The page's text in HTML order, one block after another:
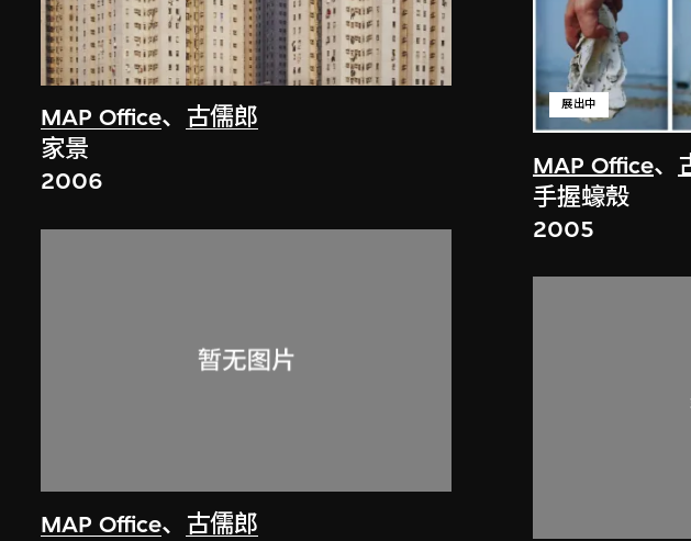
MAP Office、 古儒郎
家景
2006
MAP Office、 古儒郎
MAP Office、
展出中
手握蠔殼
2005